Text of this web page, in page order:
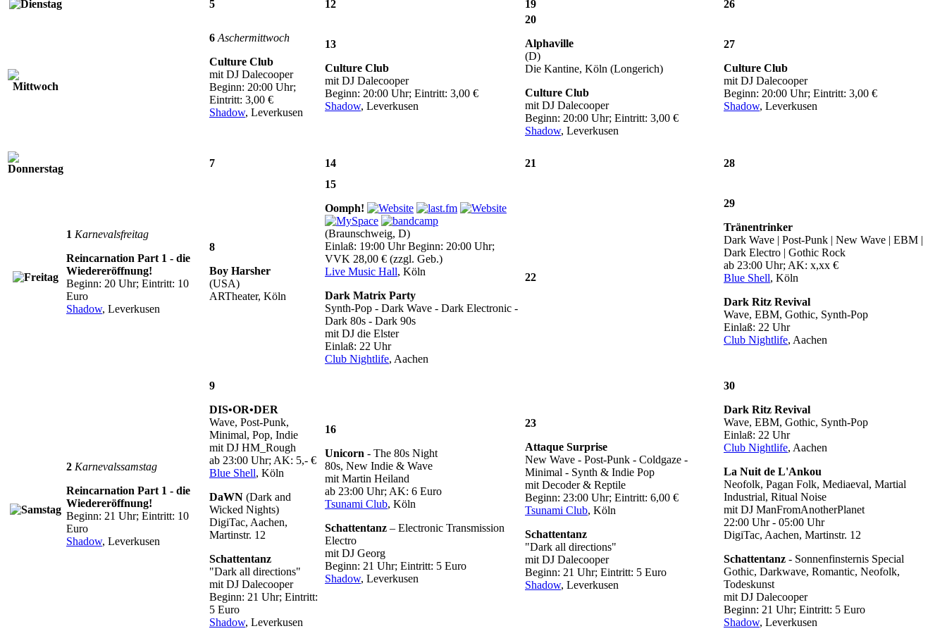
5 12 19 26
6 Aschermittwoch
Culture Club
mit DJ Dalecooper
Beginn: 20:00 Uhr;
Eintritt: 3,00 €
Shadow, Leverkusen
13
Culture Club
mit DJ Dalecooper
Beginn: 20:00 Uhr; Eintritt: 3,00 €
Shadow, Leverkusen
20
Alphaville
(D)
Die Kantine, Köln (Longerich)
Culture Club
mit DJ Dalecooper
Beginn: 20:00 Uhr; Eintritt: 3,00 €
Shadow, Leverkusen
27
Culture Club
mit DJ Dalecooper
Beginn: 20:00 Uhr; Eintritt: 3,00 €
Shadow, Leverkusen
7 14 21 28
1 Karnevalsfreitag
Reincarnation Part 1 - die
Wiedereröffnung!
Beginn: 20 Uhr; Eintritt: 10
Euro
Shadow, Leverkusen
8
Boy Harsher
(USA)
ARTheater, Köln
15
Oomph!
(Braunschweig, D)
Einlaß: 19:00 Uhr Beginn: 20:00 Uhr;
VVK 28,00 € (zzgl. Geb.)
Live Music Hall, Köln
Dark Matrix Party
Synth-Pop - Dark Wave - Dark Electronic -
Dark 80s - Dark 90s
mit DJ die Elster
Einlaß: 22 Uhr
Club Nightlife, Aachen
22
29
Tränentrinker
Dark Wave | Post-Punk | New Wave | EBM |
Dark Electro | Gothic Rock
ab 23:00 Uhr; AK: x,xx €
Blue Shell, Köln
Dark Ritz Revival
Wave, EBM, Gothic, Synth-Pop
Einlaß: 22 Uhr
Club Nightlife, Aachen
2 Karnevalssamstag
Reincarnation Part 1 - die
Wiedereröffnung!
Beginn: 21 Uhr; Eintritt: 10
Euro
Shadow, Leverkusen
9
DIS•OR•DER
Wave, Post-Punk,
Minimal, Pop, Indie
mit DJ HM_Rough
ab 23:00 Uhr; AK: 5,- €
Blue Shell, Köln
DaWN (Dark and
Wicked Nights)
DigiTac, Aachen,
Martinstr. 12
Schattentanz
"Dark all directions"
mit DJ Dalecooper
Beginn: 21 Uhr; Eintritt:
5 Euro
Shadow, Leverkusen
16
Unicorn - The 80s Night
80s, New Indie & Wave
mit Martin Heiland
ab 23:00 Uhr; AK: 6 Euro
Tsunami Club, Köln
Schattentanz – Electronic Transmission
Electro
mit DJ Georg
Beginn: 21 Uhr; Eintritt: 5 Euro
Shadow, Leverkusen
23
Attaque Surprise
New Wave - Post-Punk - Coldgaze -
Minimal - Synth & Indie Pop
mit Decoder & Reptile
Beginn: 23:00 Uhr; Eintritt: 6,00 €
Tsunami Club, Köln
Schattentanz
"Dark all directions"
mit DJ Dalecooper
Beginn: 21 Uhr; Eintritt: 5 Euro
Shadow, Leverkusen
30
Dark Ritz Revival
Wave, EBM, Gothic, Synth-Pop
Einlaß: 22 Uhr
Club Nightlife, Aachen
La Nuit de L'Ankou
Neofolk, Pagan Folk, Mediaeval, Martial
Industrial, Ritual Noise
mit DJ ManFromAnotherPlanet
22:00 Uhr - 05:00 Uhr
DigiTac, Aachen, Martinstr. 12
Schattentanz - Sonnenfinsternis Special
Gothic, Darkwave, Romantic, Neofolk,
Todeskunst
mit DJ Dalecooper
Beginn: 21 Uhr; Eintritt: 5 Euro
Shadow, Leverkusen